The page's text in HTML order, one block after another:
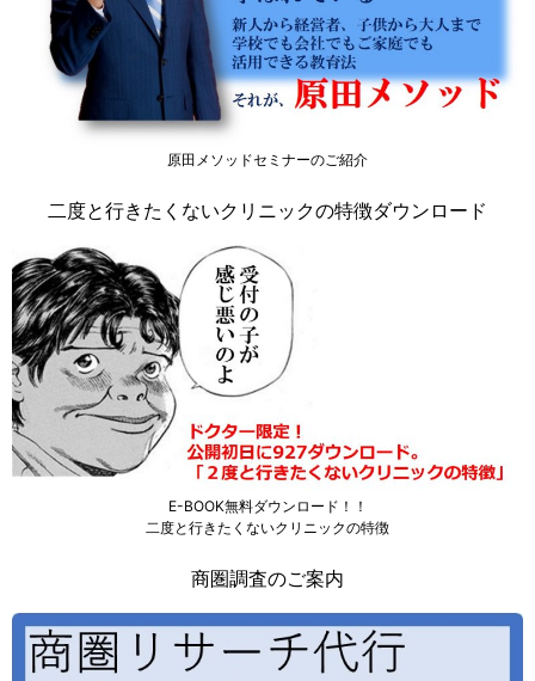
原田メソッドセミナーのご紹介
二度と行きたくないクリニックの特徴ダウンロード
E-BOOK無料ダウンロード！！
二度と行きたくないクリニックの特徴
商圏調査のご案内